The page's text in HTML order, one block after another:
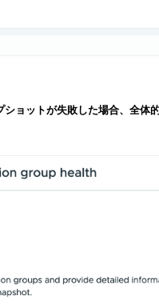
ョットが失敗した場合、全体